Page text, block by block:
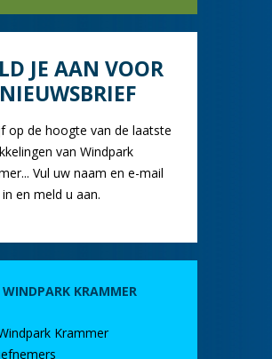
JE AAN VOOR
op de hoogte van de laatste
van Windpark
Vul uw naam en e-mail
en meld u aan.
WINDPARK KRAMMER
Krammer